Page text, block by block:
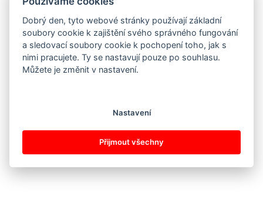
Dobrý den, tyto webové stránky používají základní
soubory cookie k zajištění svého správného fungování
a sledovací soubory cookie k pochopení toho, jak s
nimi pracujete. Ty se nastavují pouze po souhlasu.
Můžete je změnit v nastavení.
Nastavení
Přijmout všechny